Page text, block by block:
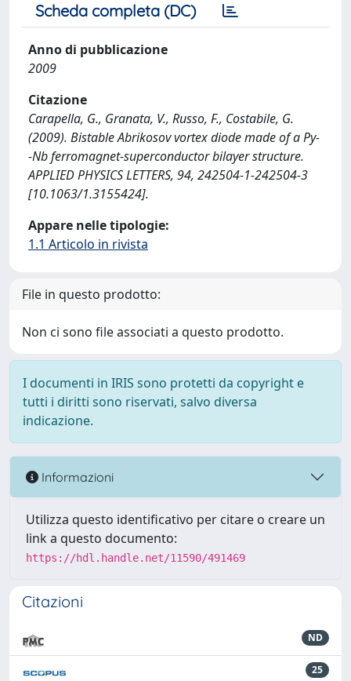
Scheda completa (DC)
Anno di pubblicazione
2009
Citazione
Carapella, G., Granata, V., Russo, F., Costabile, G.
(2009). Bistable Abrikosov vortex diode made of a Py-
-Nb ferromagnet-superconductor bilayer structure.
APPLIED PHYSICS LETTERS, 94, 242504-1-242504-3
[10.1063/1.3155424].
Appare nelle tipologie:
1.1 Articolo in rivista
File in questo prodotto:
Non ci sono file associati a questo prodotto.
I documenti in IRIS sono protetti da copyright e
tutti i diritti sono riservati, salvo diversa
indicazione.
Informazioni
Utilizza questo identificativo per citare o creare un
link a questo documento:
https://hdl.handle.net/11590/491469
Citazioni
ND
25